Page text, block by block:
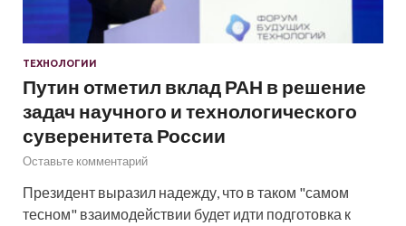
ТЕХНОЛОГИИ
Путин отметил вклад РАН в решение
задач научного и технологического
суверенитета России
Оставьте комментарий
Президент выразил надежду, что в таком "самом
тесном" взаимодействии будет идти подготовка к